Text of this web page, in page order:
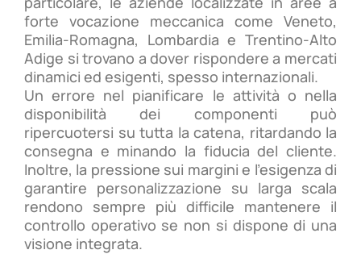
forte vocazione meccanica come Veneto,
Emilia-Romagna, Lombardia e Trentino-Alto
Adige si trovano a dover rispondere a mercati
dinamici ed esigenti, spesso internazionali.
Un errore nel pianificare le attività o nella
disponibilità dei componenti può
ripercuotersi su tutta la catena, ritardando la
consegna e minando la fiducia del cliente.
Inoltre, la pressione sui margini e l’esigenza di
garantire personalizzazione su larga scala
rendono sempre più difficile mantenere il
controllo operativo se non si dispone di una
visione integrata.